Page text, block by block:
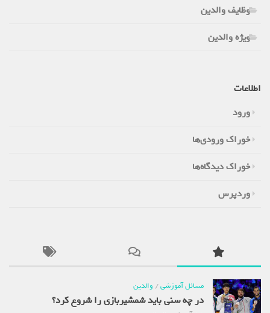
وظایف والدین
ویژه والدین
اطلاعات
ورود
خوراک ورودی‌ها
خوراک دیدگاه‌ها
وردپرس
مسائل آموزشی/والدین
در چه سنی باید شمشیربازی را شروع کرد؟